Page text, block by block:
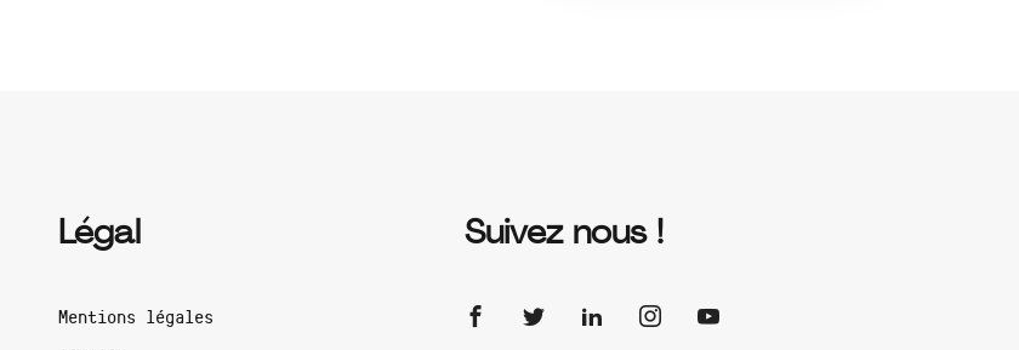
Légal
Mentions légales
Suivez nous !